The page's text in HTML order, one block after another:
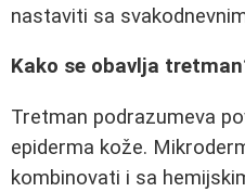
nastaviti sa
Kako se obavlja
Tretman podrazumeva
epiderma kože.
kombinovati i sa